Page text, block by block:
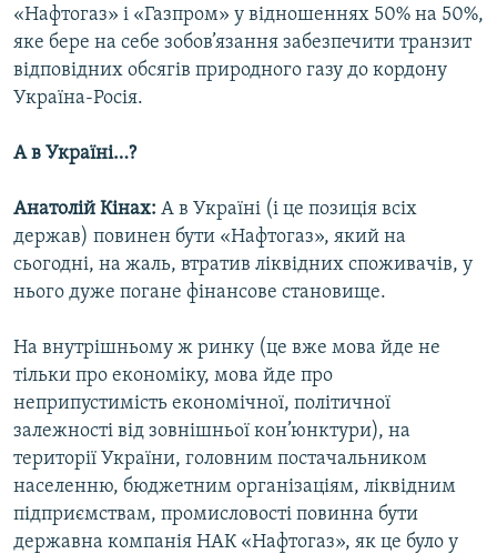
«Нафтогаз» і «Газпром» у відношеннях 50% на 50%,
яке бере на себе зобов’язання забезпечити транзит
відповідних обсягів природного газу до кордону
Україна-Росія.
А в Україні…?
Анатолій Кінах: А в Україні (і це позиція всіх
держав) повинен бути «Нафтогаз», який на
сьогодні, на жаль, втратив ліквідних споживачів, у
нього дуже погане фінансове становище.
На внутрішньому ж ринку (це вже мова йде не
тільки про економіку, мова йде про
неприпустимість економічної, політичної
залежності від зовнішньої кон’юнктури), на
території України, головним постачальником
населенню, бюджетним організаціям, ліквідним
підприємствам, промисловості повинна бути
державна компанія НАК «Нафтогаз», як це було у